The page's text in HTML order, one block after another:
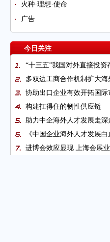
火种·理想·使命
广告
今日关注
“十三五”我国对外直接投资
多双边工商合作机制扩大海
协助出口企业有效开拓国际
构建扛得住的韧性供应链
助力中企海外人才发展走深
《中国企业海外人才发展
进博会效应显现 上海会展